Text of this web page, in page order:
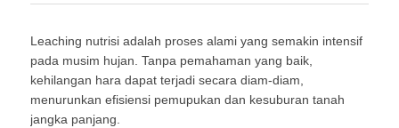
Leaching nutrisi adalah proses alami yang semakin intensif
pada musim hujan. Tanpa pemahaman yang baik,
kehilangan hara dapat terjadi secara diam-diam,
menurunkan efisiensi pemupukan dan kesuburan tanah
jangka panjang.